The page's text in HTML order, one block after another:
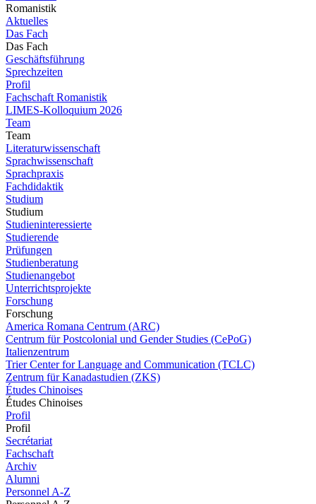
Romanistik
Aktuelles
Das Fach
Das Fach
Geschäftsführung
Sprechzeiten
Profil
Fachschaft Romanistik
LIMES-Kolloquium 2026
Team
Team
Literaturwissenschaft
Sprachwissenschaft
Sprachpraxis
Fachdidaktik
Studium
Studium
Studieninteressierte
Studierende
Prüfungen
Studienberatung
Studienangebot
Unterrichtsprojekte
Forschung
Forschung
America Romana Centrum (ARC)
Centrum für Postcolonial und Gender Studies (CePoG)
Italienzentrum
Trier Center for Language and Communication (TCLC)
Zentrum für Kanadastudien (ZKS)
Études Chinoises
Études Chinoises
Profil
Profil
Secrétariat
Fachschaft
Archiv
Alumni
Personnel A-Z